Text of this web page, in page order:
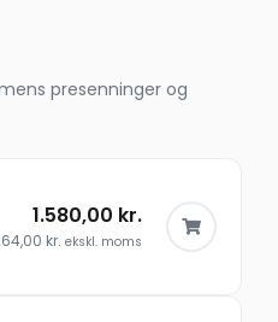
presenninger og
1.580,00 kr.
kr. ekskl. moms